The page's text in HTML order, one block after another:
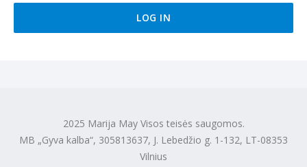
2025 Marija May Visos teisės saugomos.
MB „Gyva kalba“, 305813637, J. Lebedžio g. 1-132, LT-08353
Vilnius